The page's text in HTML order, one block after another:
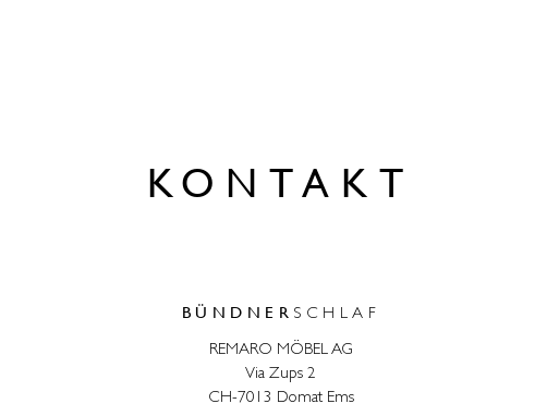
KONTAKT
BÜNDNER SCHLAF
REMARO MÖBEL AG
Via Zups 2
CH-7013 Domat Ems